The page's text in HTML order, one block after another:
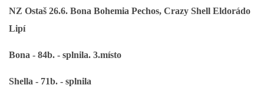
NZ Ostaš 26.6. Bona Bohemia Pechos, Crazy Shell Eldorádo
Lipí
Bona - 84b. - splnila. 3.místo
Shella - 71b. - splnila